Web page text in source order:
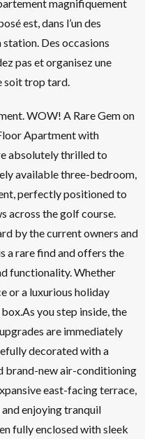
magnifiquement
est, dans l’un des
station. Des occasions
pas et organisez une
soit trop tard.
WOW! A Rare Gem on
Apartment with
absolutely thrilled to
available three-bedroom,
perfectly positioned to
across the golf course.
by the current owners and
a rare find and offers the
functionality. Whether
or a luxurious holiday
you step inside, the
are immediately
decorated with a
brand-new air-conditioning
east-facing terrace,
enjoying tranquil
fully enclosed with sleek